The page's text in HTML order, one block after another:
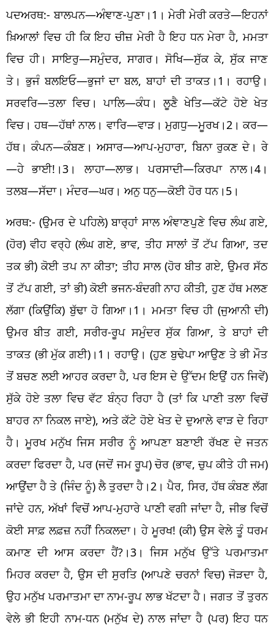
ਪਦਅਰਥ:- ਬਾਲਪਨ—ਅੰਞਾਣ-ਪੁਣਾ।1। ਮੇਰੀ ਮੇਰੀ ਕਰਤੇ—ਇਹਨਾਂ
ਖ਼ਿਆਲਾਂ ਵਿਚ ਹੀ ਕਿ ਇਹ ਚੀਜ਼ ਮੇਰੀ ਹੈ ਇਹ ਧਨ ਮੇਰਾ ਹੈ, ਮਮਤਾ
ਵਿਚ ਹੀ। ਸਾਇਰੁ—ਸਮੁੰਦਰ, ਸਾਗਰ। ਸੋਖਿ—ਸੁੱਕ ਕੇ, ਸੁੱਕ ਜਾਣ
ਤੇ। ਭੁਜੰ ਬਲਇਓ—ਭੁਜਾਂ ਦਾ ਬਲ, ਬਾਹਾਂ ਦੀ ਤਾਕਤ।1। ਰਹਾਉ।
ਸਰਵਰਿ—ਤਲਾ ਵਿਚ। ਪਾਲਿ—ਕੰਧ। ਲੂਣੈ ਖੇਤਿ—ਕੱਟੇ ਹੋਏ ਖੇਤ
ਵਿਚ। ਹਥ—ਹੱਥਾਂ ਨਾਲ। ਵਾਰਿ—ਵਾੜ। ਮੁਗਧੁ—ਮੂਰਖ।2। ਕਰ—
ਹੱਥ। ਕੰਪਨ—ਕੰਬਣ। ਅਸਾਰ—ਆਪ-ਮੁਹਾਰਾ, ਬਿਨਾ ਰੁਕਣ ਦੇ। ਰੇ
—ਹੇ ਭਾਈ!।3। ਲਾਹਾ—ਲਾਭ। ਪਰਸਾਦੀ—ਕਿਰਪਾ ਨਾਲ।4।
ਤਲਬ—ਸੱਦਾ। ਮੰਦਰ—ਘਰ। ਅਨੁ ਧਨੁ—ਕੋਈ ਹੋਰ ਧਨ।5।
ਅਰਥ:- (ਉਮਰ ਦੇ ਪਹਿਲੇ) ਬਾਰ੍ਹਾਂ ਸਾਲ ਅੰਞਾਣਪੁਣੇ ਵਿਚ ਲੰਘ ਗਏ,
(ਹੋਰ) ਵੀਹ ਵਰ੍ਹੇ (ਲੰਘ ਗਏ, ਭਾਵ, ਤੀਹ ਸਾਲਾਂ ਤੋਂ ਟੱਪ ਗਿਆ, ਤਦ
ਤਕ ਭੀ) ਕੋਈ ਤਪ ਨਾ ਕੀਤਾ; ਤੀਹ ਸਾਲ (ਹੋਰ ਬੀਤ ਗਏ, ਉਮਰ ਸੱਠ
ਤੋਂ ਟੱਪ ਗਈ, ਤਾਂ ਭੀ) ਕੋਈ ਭਜਨ-ਬੰਦਗੀ ਨਾਹ ਕੀਤੀ, ਹੁਣ ਹੱਥ ਮਲਣ
ਲੱਗਾ (ਕਿਉਂਕਿ) ਬੁੱਢਾ ਹੋ ਗਿਆ।1। ਮਮਤਾ ਵਿਚ ਹੀ (ਜੁਆਨੀ ਦੀ)
ਉਮਰ ਬੀਤ ਗਈ, ਸਰੀਰ-ਰੂਪ ਸਮੁੰਦਰ ਸੁੱਕ ਗਿਆ, ਤੇ ਬਾਹਾਂ ਦੀ
ਤਾਕਤ (ਭੀ ਮੁੱਕ ਗਈ)।1। ਰਹਾਉ। (ਹੁਣ ਬੁਢੇਪਾ ਆਉਣ ਤੇ ਭੀ ਮੌਤ
ਤੋਂ ਬਚਣ ਲਈ ਆਹਰ ਕਰਦਾ ਹੈ, ਪਰ ਇਸ ਦੇ ਉੱਦਮ ਇਉਂ ਹਨ ਜਿਵੇਂ)
ਸੁੱਕੇ ਹੋਏ ਤਲਾ ਵਿਚ ਵੱਟ ਬੰਨ੍ਹ ਰਿਹਾ ਹੈ (ਤਾਂ ਕਿ ਪਾਣੀ ਤਲਾ ਵਿਚੋਂ
ਬਾਹਰ ਨਾ ਨਿਕਲ ਜਾਏ), ਅਤੇ ਕੱਟੇ ਹੋਏ ਖੇਤ ਦੇ ਦੁਆਲੇ ਵਾੜ ਦੇ ਰਿਹਾ
ਹੈ। ਮੂਰਖ ਮਨੁੱਖ ਜਿਸ ਸਰੀਰ ਨੂੰ ਆਪਣਾ ਬਣਾਈ ਰੱਖਣ ਦੇ ਜਤਨ
ਕਰਦਾ ਫਿਰਦਾ ਹੈ, ਪਰ (ਜਦੋਂ ਜਮ ਰੂਪ) ਚੋਰ (ਭਾਵ, ਚੁਪ ਕੀਤੇ ਹੀ ਜਮ)
ਆਉਂਦਾ ਹੈ ਤੇ (ਜਿੰਦ ਨੂੰ) ਲੈ ਤੁਰਦਾ ਹੈ।2। ਪੈਰ, ਸਿਰ, ਹੱਥ ਕੰਬਣ ਲੱਗ
ਜਾਂਦੇ ਹਨ, ਅੱਖਾਂ ਵਿਚੋਂ ਆਪ-ਮੁਹਾਰੇ ਪਾਣੀ ਵਗੀ ਜਾਂਦਾ ਹੈ, ਜੀਭ ਵਿਚੋਂ
ਕੋਈ ਸਾਫ਼ ਲਫ਼ਜ਼ ਨਹੀਂ ਨਿਕਲਦਾ। ਹੇ ਮੂਰਖ! (ਕੀ) ਉਸ ਵੇਲੇ ਤੂੰ ਧਰਮ
ਕਮਾਣ ਦੀ ਆਸ ਕਰਦਾ ਹੈਂ?।3। ਜਿਸ ਮਨੁੱਖ ਉੱਤੇ ਪਰਮਾਤਮਾ
ਮਿਹਰ ਕਰਦਾ ਹੈ, ਉਸ ਦੀ ਸੁਰਤਿ (ਆਪਣੇ ਚਰਨਾਂ ਵਿਚ) ਜੋੜਦਾ ਹੈ,
ਉਹ ਮਨੁੱਖ ਪਰਮਾਤਮਾ ਦਾ ਨਾਮ-ਰੂਪ ਲਾਭ ਖੱਟਦਾ ਹੈ। ਜਗਤ ਤੋਂ ਤੁਰਨ
ਵੇਲੇ ਭੀ ਇਹੀ ਨਾਮ-ਧਨ (ਮਨੁੱਖ ਦੇ) ਨਾਲ ਜਾਂਦਾ ਹੈ (ਪਰ) ਇਹ ਧਨ